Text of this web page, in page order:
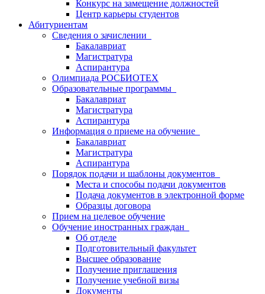
Конкурс на замещение должностей
Центр карьеры студентов
Абитуриентам
Сведения о зачислении
Бакалавриат
Магистратура
Аспирантура
Олимпиада РОСБИОТЕХ
Образовательные программы
Бакалавриат
Магистратура
Аспирантура
Информация о приеме на обучение
Бакалавриат
Магистратура
Аспирантура
Порядок подачи и шаблоны документов
Места и способы подачи документов
Подача документов в электронной форме
Образцы договора
Прием на целевое обучение
Обучение иностранных граждан
Об отделе
Подготовительный факультет
Высшее образование
Получение приглашения
Получение учебной визы
Документы